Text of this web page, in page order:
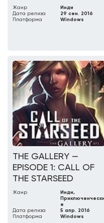
Жанр
Инди
Дата релиза
29 сен. 2016
Платформа
Windows
THE GALLERY —
EPISODE 1: CALL OF
THE STARSEED
Жанр
Инди,
Приключенчески
е
Дата релиза
5 апр. 2016
Платформа
Windows